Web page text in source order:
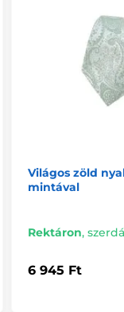
Világos zöld
mintával
Rektáron,
6 945 Ft